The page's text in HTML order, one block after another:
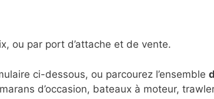
ou par port d’attache et de vente.
ci-dessous, ou parcourez l’ensemble
d’occasion, bateaux à moteur,